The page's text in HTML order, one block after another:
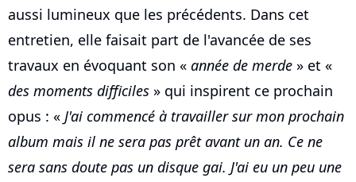
aussi lumineux que les précédents. Dans cet
entretien, elle faisait part de l'avancée de ses
travaux en évoquant son « année de merde » et «
des moments difficiles » qui inspirent ce prochain
opus : « J'ai commencé à travailler sur mon prochain
album mais il ne sera pas prêt avant un an. Ce ne
sera sans doute pas un disque gai. J'ai eu un peu une